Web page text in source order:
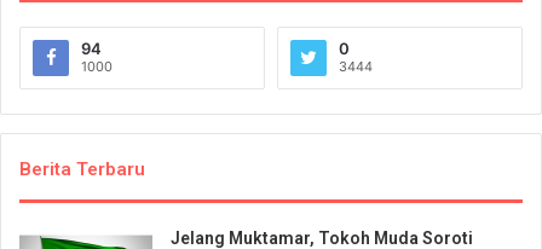
94
1000
0
3444
Berita Terbaru
Jelang Muktamar, Tokoh Muda Soroti